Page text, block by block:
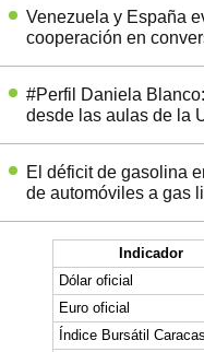
Venezuela y España
cooperación en
#Perfil Daniela
desde las aulas de la
El déficit de gasolina
de automóviles a gas
Indicador
Dólar oficial
Euro oficial
Índice Bursátil